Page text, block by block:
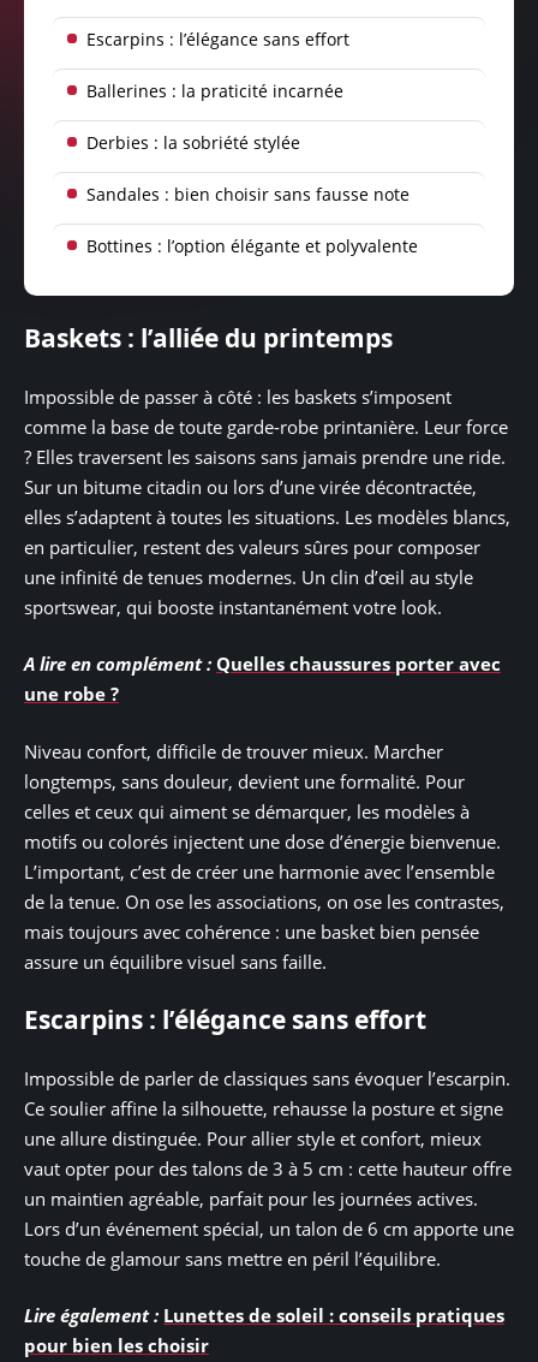
Escarpins : l’élégance sans effort
Ballerines : la praticité incarnée
Derbies : la sobriété stylée
Sandales : bien choisir sans fausse note
Bottines : l’option élégante et polyvalente
Baskets : l’alliée du printemps
Impossible de passer à côté : les baskets s’imposent
comme la base de toute garde-robe printanière. Leur force
? Elles traversent les saisons sans jamais prendre une ride.
Sur un bitume citadin ou lors d’une virée décontractée,
elles s’adaptent à toutes les situations. Les modèles blancs,
en particulier, restent des valeurs sûres pour composer
une infinité de tenues modernes. Un clin d’œil au style
sportswear, qui booste instantanément votre look.
A lire en complément : Quelles chaussures porter avec
une robe ?
Niveau confort, difficile de trouver mieux. Marcher
longtemps, sans douleur, devient une formalité. Pour
celles et ceux qui aiment se démarquer, les modèles à
motifs ou colorés injectent une dose d’énergie bienvenue.
L’important, c’est de créer une harmonie avec l’ensemble
de la tenue. On ose les associations, on ose les contrastes,
mais toujours avec cohérence : une basket bien pensée
assure un équilibre visuel sans faille.
Escarpins : l’élégance sans effort
Impossible de parler de classiques sans évoquer l’escarpin.
Ce soulier affine la silhouette, rehausse la posture et signe
une allure distinguée. Pour allier style et confort, mieux
vaut opter pour des talons de 3 à 5 cm : cette hauteur offre
un maintien agréable, parfait pour les journées actives.
Lors d’un événement spécial, un talon de 6 cm apporte une
touche de glamour sans mettre en péril l’équilibre.
Lire également : Lunettes de soleil : conseils pratiques
pour bien les choisir